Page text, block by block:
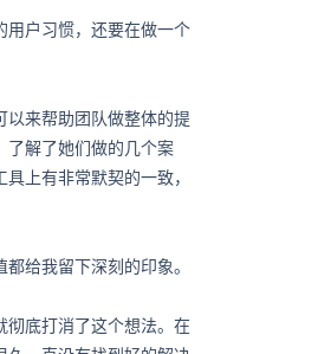
用户习惯，还要在做一个
以来帮助团队做整体的提
了解了她们做的几个案
上有非常默契的一致，
给我留下深刻的印象。
彻底打消了这个想法。在